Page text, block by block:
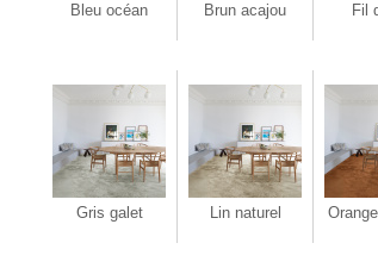
Bleu océan Brun acajou Fil
Gris galet Lin naturel